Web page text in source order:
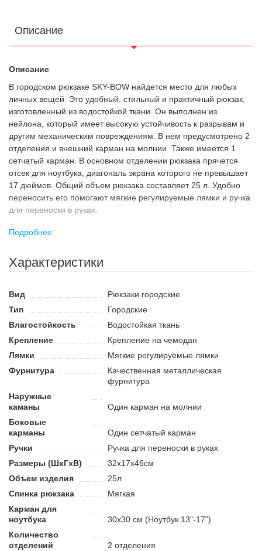
Описание
Описание
В городском рюкзаке SKY-BOW найдется место для любых
личных вещей. Это удобный, стильный и практичный рюкзак,
изготовленный из водостойкой ткани. Он выполнен из
нейлона, который имеет высокую устойчивость к разрывам и
другим механическим повреждениям. В нем предусмотрено 2
отделения и внешний карман на молнии. Также имеется 1
сетчатый карман. В основном отделении рюкзака прячется
отсек для ноутбука, диагональ экрана которого не превышает
17 дюймов. Общий объем рюкзака составляет 25 л. Удобно
переносить его помогают мягкие регулируемые лямки и ручка
для переноски в руках.
мужчины и женщины. В нем применяется качественная
металлическая фурнитура. Такой рюкзак подходит для
что позволяет применять его также для путешествий. Рюкзак
можно использовать в качестве основного багажа или
чтобы взять с собой небольшое количество вещей в поездку.
Также его можно использовать для посещения тренировок,
работы, учебы.
Преимущества:
Благодаря удобному креплению на чемодан можно
использовать как дополнительный багаж.
Изготовлен из водостойкой ткани и надежно защищает
содержимое от намокания.
Подробнее
Характеристики
Вид
Рюкзаки городские
Тип
Городские
Влагостойкость
Водостойкая ткань
Крепление
Крепление на чемодан
Лямки
Мягкие регулируемые лямки
Фурнитура
Качественная металлическая
фурнитура
Наружные
каманы
Один карман на молнии
Боковые
карманы
Один сетчатый карман
Ручки
Ручка для переноски в руках
Размеры (ШхГхВ)
32x17x46см
Объем изделия
25л
Спинка рюкзака
Мягкая
Карман для
ноутбука
30х30 см (Ноутбук 13"-17")
Количество
отделений
2 отделения